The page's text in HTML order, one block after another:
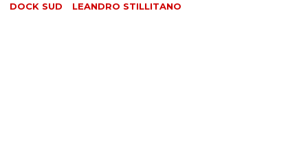
DOCK SUD
LEANDRO STILLITANO